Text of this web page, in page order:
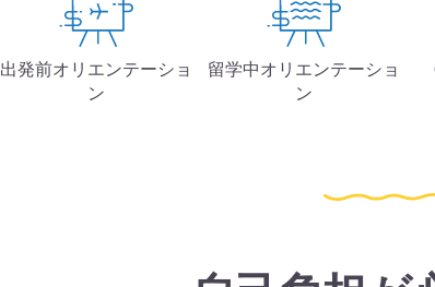
出発前オリエンテーショ
ン
留学中オリエンテーショ
ン